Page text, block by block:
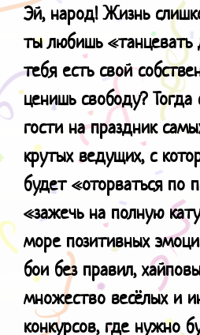
Эй, народ! Жизнь
ты любишь
тебя есть свой
ценишь свободу? Тогда
гости на праздник
крутых ведущих, с
будет «оторваться по
«зажечь на полную
море позитивных
бои без правил,
множество весёлых и
конкурсов, где нужно